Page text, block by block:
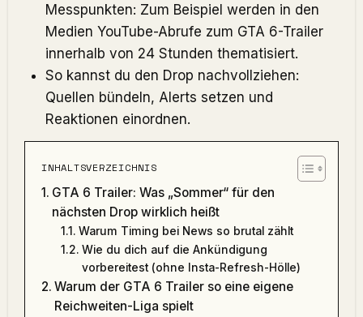
Messpunkten: Zum Beispiel werden in den
Medien YouTube-Abrufe zum GTA 6-Trailer
innerhalb von 24 Stunden thematisiert.
So kannst du den Drop nachvollziehen:
Quellen bündeln, Alerts setzen und
Reaktionen einordnen.
INHALTSVERZEICHNIS
GTA 6 Trailer: Was „Sommer“ für den
nächsten Drop wirklich heißt
Warum Timing bei News so brutal zählt
Wie du dich auf die Ankündigung
vorbereitest (ohne Insta-Refresh-Hölle)
Warum der GTA 6 Trailer so eine eigene
Reichweiten-Liga spielt